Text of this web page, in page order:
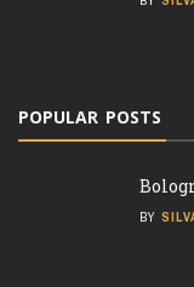
POPULAR POSTS
BY